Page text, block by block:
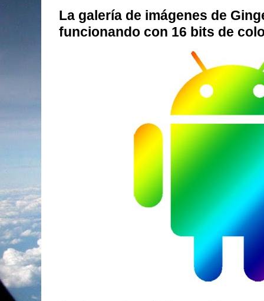
La galería de imágenes de
funcionando con 16 bits de